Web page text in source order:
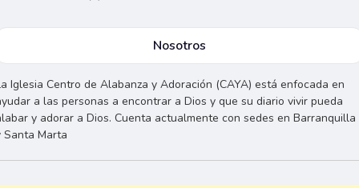
Nosotros
Iglesia Centro de Alabanza y Adoración (CAYA) está enfocada en
a las personas a encontrar a Dios y que su diario vivir pueda
y adorar a Dios. Cuenta actualmente con sedes en Barranquilla
Santa Marta